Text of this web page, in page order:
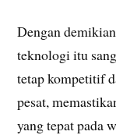
Dengan
teknologi itu
tetap kompetitif
pesat,
yang tepat pada